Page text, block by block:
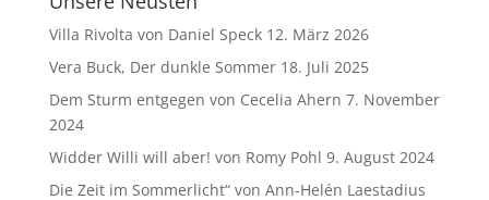
Villa Rivolta von Daniel Speck 12. März 2026
Vera Buck, Der dunkle Sommer 18. Juli 2025
Dem Sturm entgegen von Cecelia Ahern 7. November
2024
Widder Willi will aber! von Romy Pohl 9. August 2024
Die Zeit im Sommerlicht“ von Ann-Helén Laestadius